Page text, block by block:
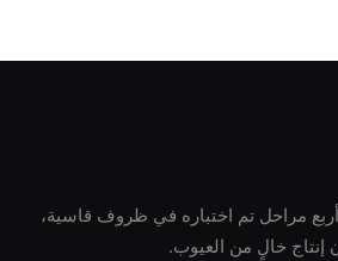
مراحل تم اختباره في ظروف قاسية،
خالٍ من العيوب.